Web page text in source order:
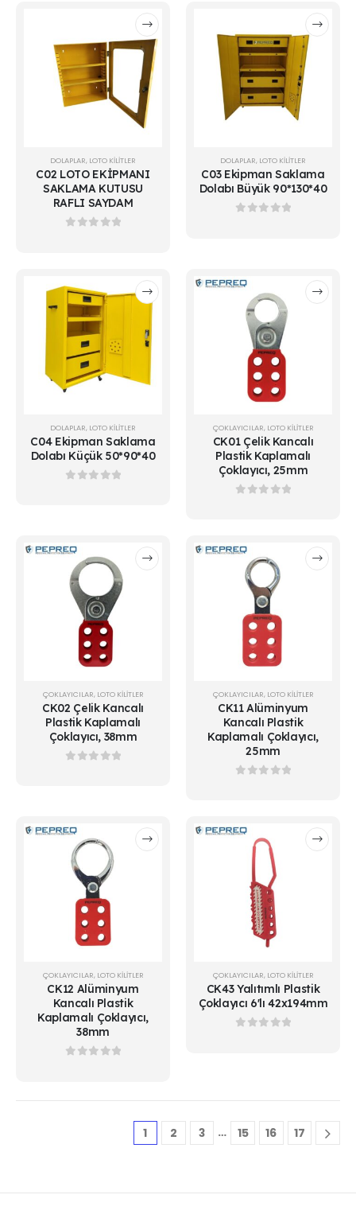
DOLAPLAR, LOTO KİLİTLER
C02 LOTO EKİPMANI
SAKLAMA KUTUSU
RAFLI SAYDAM
DOLAPLAR, LOTO KİLİTLER
C03 Ekipman Saklama
Dolabı Büyük 90*130*40
DOLAPLAR LOTO KİLİTLER
C04 Ekipman Saklama
Dolabı Küçük 50*90*40
ÇOKLAYICILAR LOTO KİLİTLER
CK01 Çelik Kancalı
Plastik Kaplamalı
Çoklayıcı, 25mm
ÇOKLAYICILAR, LOTO KİLİTLER
CK02 Çelik Kancalı
Plastik Kaplamalı
Çoklayıcı, 38mm
ÇOKLAYICILAR, LOTO KİLİTLER
CK11 Alüminyum
Kancalı Plastik
Kaplamalı Çoklayıcı,
25mm
ÇOKLAYICILAR, LOTO KİLİTLER
CK12 Alüminyum
Kancalı Plastik
Kaplamalı Çoklayıcı,
38mm
ÇOKLAYICILAR, LOTO KİLİTLER
CK43 Yalıtımlı Plastik
Çoklayıcı 6'lı 42x194mm
1 2 3 … 15 16 17